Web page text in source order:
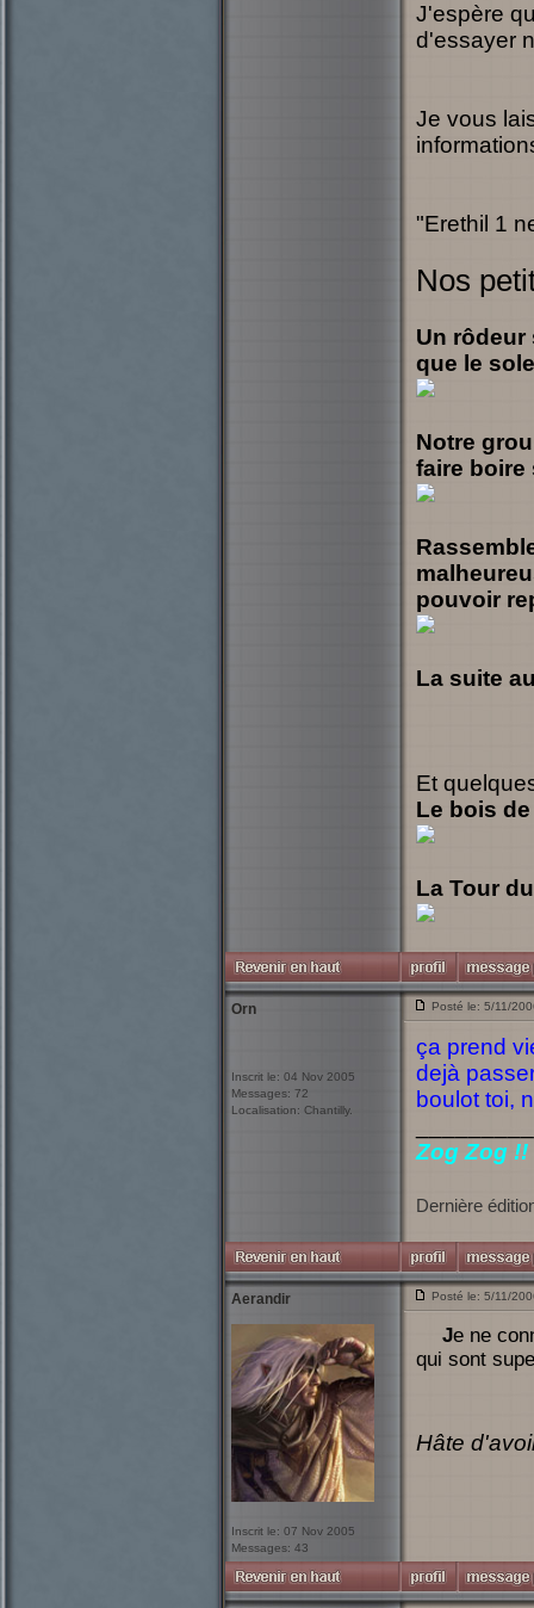
J'espère
d'essayer
Je vous
"Erethil 1
Nos
Un rôdeur
que le
Notre
faire boire
pouvoir
La suite
Et
Le bois
La Tour
Orn
Inscrit le: 04 Nov 2005
Messages: 72
Localisation: Chantilly.
Posté le: 5/11/
ça prend
dejà
boulot toi,
Zog Zog !!
Dernière
Aerandir
Inscrit le: 07 Nov 2005
Messages: 43
Posté le: 5/11/
Je ne connais pas le module, mais en tout cas chapeau pour les screenshots
qui sont
Hâte